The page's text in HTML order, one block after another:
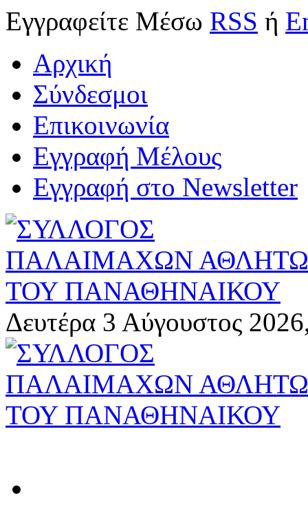
Εγγραφείτε Μέσω RSS ή
Αρχική
Σύνδεσμοι
Επικοινωνία
Εγγραφή Μέλους
Εγγραφή στο Newsletter
Δευτέρα 3 Αύγουστος